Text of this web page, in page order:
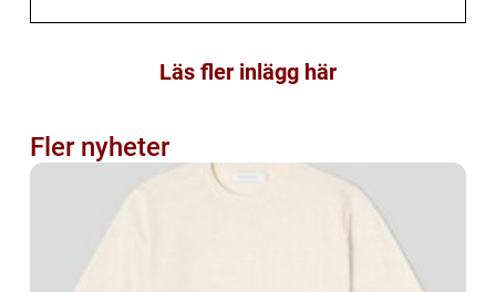
Läs fler inlägg här
Fler nyheter